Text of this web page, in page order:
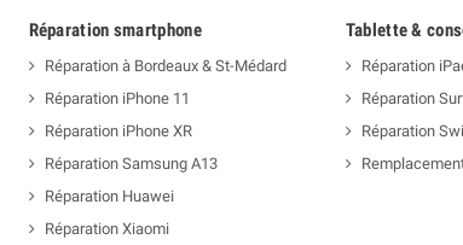
Réparation smartphone
Réparation à Bordeaux & St-Médard
Réparation iPhone 11
Réparation iPhone XR
Réparation Samsung A13
Réparation Huawei
Réparation Xiaomi
Tablette &
Réparation
Réparation
Réparation